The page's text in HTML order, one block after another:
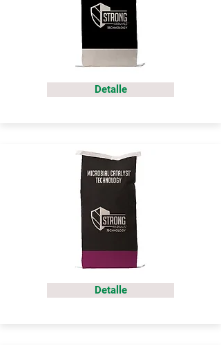
Detalle
Detalle